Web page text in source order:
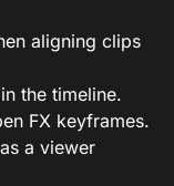
aligning clips
the timeline.
FX keyframes.
a viewer